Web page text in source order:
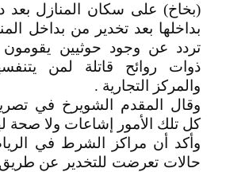
(بخاخ) على سكان المنازل بعد
بداخلها بعد تخدير من بداخل
تردد عن وجود حوثيين
ذوات روائح قاتلة لمن
والمركز التجارية .
وقال المقدم الشويرخ في
كل تلك الأمور إشاعات ولا صحة
وأكد أن مراكز الشرط في
حالات تعرضت للتخدير عن